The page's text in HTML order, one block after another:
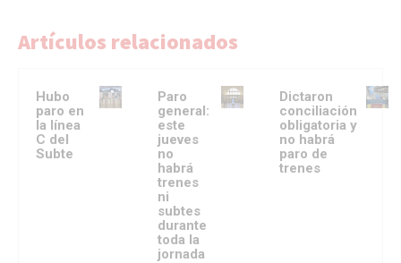
Artículos relacionados
Hubo
paro en
la línea
C del
Subte
Paro
general:
este
jueves
no
habrá
trenes
ni
subtes
durante
toda la
jornada
Dictaron
conciliación
obligatoria y
no habrá
paro de
trenes